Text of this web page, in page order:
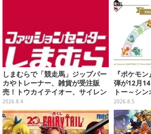
しまむらで「競走馬」ジップパー
カやトレーナー、雑貨が受注販
売！トウカイテイオー、サイレン
ススズカなど名馬5頭をデザイン
2026.8.4
『ポケモ
弾が12月
トー～シ
まった時計
グッズ盛り
2026.8.5